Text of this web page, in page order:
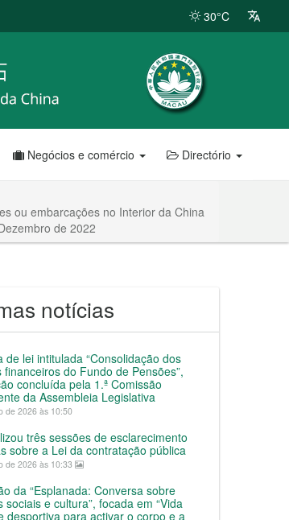
30°C
Negócios e comércio Directório
ou embarcações no Interior da China
de 2022
notícias
de lei intitulada “Consolidação dos
financeiros do Fundo de Pensões”,
concluída pela 1.ª Comissão
da Assembleia Legislativa
de 2026 às 10:50
três sessões de esclarecimento
sobre a Lei da contratação pública
de 2026 às 10:33
da “Esplanada: Conversa sobre
sociais e cultura”, focada em “Vida
desportiva para activar o corpo e a